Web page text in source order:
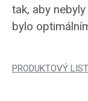
tak, aby
bylo
PRODUKTOVÝ LIST